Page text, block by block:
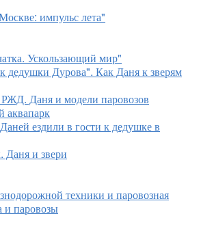
импульс лета"
Ускользающий мир"
дедушки Дурова". Как Даня к зверям
Даня и модели паровозов
ездили в гости к дедушке в
Даня и звери
техники и паровозная
и паровозы